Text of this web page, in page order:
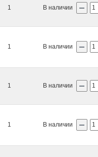
1 В наличии
1 В наличии
1 В наличии
1 В наличии